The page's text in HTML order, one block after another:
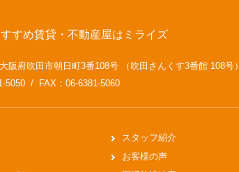
すめ賃貸・不動産屋はミライズ
阪府吹田市朝日町3番108号 （吹田さんくす3番館 108号）
5050 / FAX：06-6381-5060
スタッフ紹介
お客様の声